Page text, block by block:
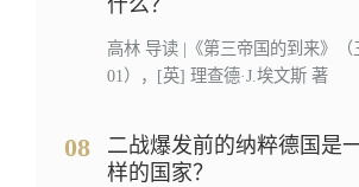
什么？
高林 导读 |《第三帝国的到来》（
01），[英] 理查德·J.埃文斯 著
08
二战爆发前的纳粹德国是
样的国家？